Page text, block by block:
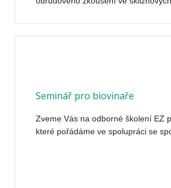
Seminář pro biovinaře
Zveme Vás na odborné školení EZ
které pořádáme ve spolupráci se